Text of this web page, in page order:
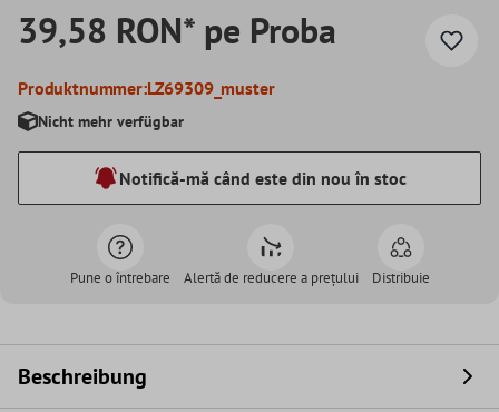
39,58 RON* pe Proba
Produktnummer:LZ69309_muster
Nicht mehr verfügbar
Notifică-mă când este din nou în stoc
Pune o întrebare Alertă de reducere a prețului Distribuie
Beschreibung